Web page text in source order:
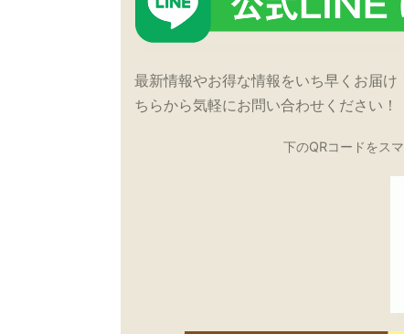
最新情報やお得な情報をいち早くお届
ちらから気軽にお問い合わせください！
下のQRコードをス